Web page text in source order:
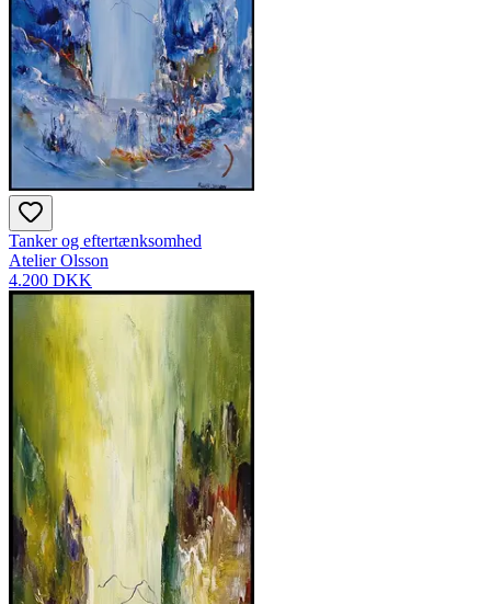
Tanker og eftertænksomhed
Atelier Olsson
4.200 DKK